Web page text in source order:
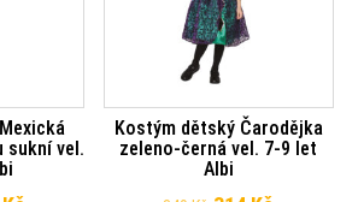
sukní vel.
Kostým dětský Čarodějka
zeleno-černá vel. 7-9 let
Albi